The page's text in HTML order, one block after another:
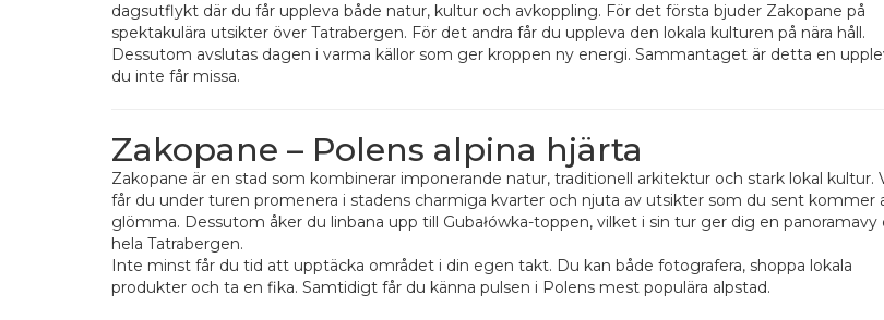
dagsutflykt där du får uppleva både natur, kultur och avkoppling. För det första bjuder Zakopane på
spektakulära utsikter över Tatrabergen. För det andra får du uppleva den lokala kulturen på nära håll.
Dessutom avslutas dagen i varma källor som ger kroppen ny energi. Sammantaget är detta en
du inte får missa.
Zakopane – Polens alpina hjärta
Zakopane är en stad som kombinerar imponerande natur, traditionell arkitektur och stark lokal kultur.
får du under turen promenera i stadens charmiga kvarter och njuta av utsikter som du sent kommer
glömma. Dessutom åker du linbana upp till Gubałówka-toppen, vilket i sin tur ger dig en panoramavy
hela Tatrabergen.
Inte minst får du tid att upptäcka området i din egen takt. Du kan både fotografera, shoppa lokala
produkter och ta en fika. Samtidigt får du känna pulsen i Polens mest populära alpstad.